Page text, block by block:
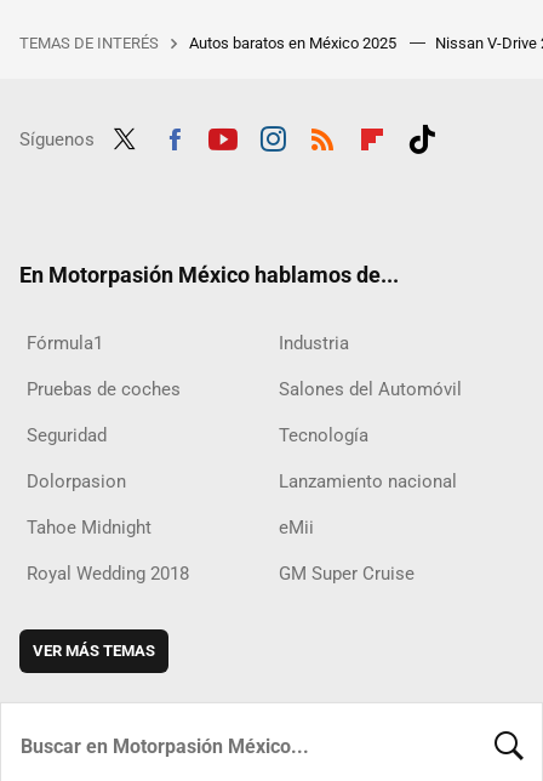
TEMAS DE INTERÉS Autos baratos en México 2025 Nissan V-Drive
Síguenos
En Motorpasión México hablamos de...
Fórmula1 Industria
Pruebas de coches Salones del Automóvil
Seguridad Tecnología
Dolorpasion Lanzamiento nacional
Tahoe Midnight eMii
Royal Wedding 2018 GM Super Cruise
VER MÁS TEMAS